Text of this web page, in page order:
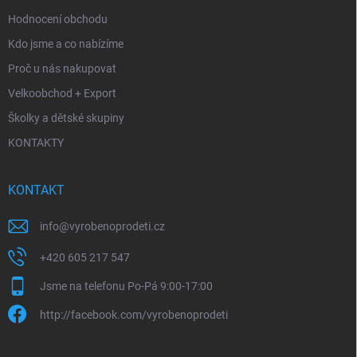
Hodnocení obchodu
Kdo jsme a co nabízíme
Proč u nás nakupovat
Velkoobchod + Export
Školky a dětské skupiny
KONTAKTY
KONTAKT
info@vyrobenoprodeti.cz
+420 605 217 547
Jsme na telefonu Po-Pá 9:00-17:00
http://facebook.com/vyrobenoprodeti